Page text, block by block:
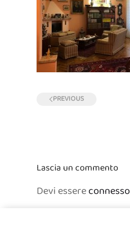
PREVIOUS
Lascia un commento
Devi essereconnesso